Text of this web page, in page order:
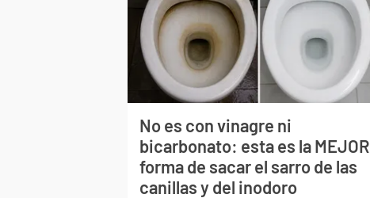
No es con vinagre ni
bicarbonato: esta es la MEJOR
forma de sacar el sarro de las
canillas y del inodoro